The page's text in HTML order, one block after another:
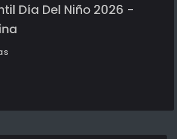
Día Del Niño 2026 -